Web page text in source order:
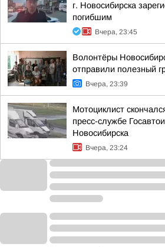
г. Новосибирска
погибшим
Вчера, 23:45
Волонтёры
отправили полезный
Вчера, 23:39
Мотоциклист
пресс-службе
Новосибирска
Вчера, 23:24